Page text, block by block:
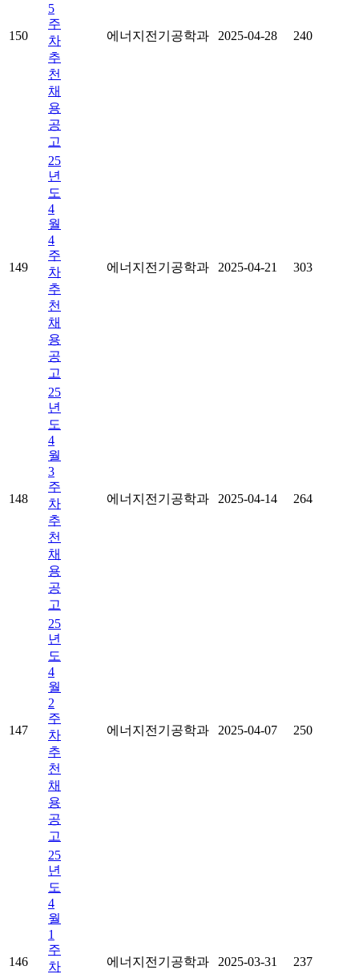
150
5
주
차
추
천
채
용
공
고
에너지전기공학과 2025-04-28 240
149
25
년
도
4
월
4
주
차
추
천
채
용
공
고
에너지전기공학과 2025-04-21 303
148
25
년
도
4
월
3
주
차
추
천
채
용
공
고
에너지전기공학과 2025-04-14 264
147
25
년
도
4
월
2
주
차
추
천
채
용
공
고
에너지전기공학과 2025-04-07 250
146
25
년
도
4
월
1
주
차
에너지전기공학과 2025-03-31 237